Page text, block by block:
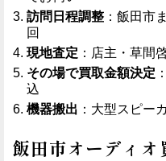
訪問日程調整：飯田市
回
現地査定 ：店主・草間
その場で買取金額決定
込
機器搬出 ：大型スピー
飯田市オーディ